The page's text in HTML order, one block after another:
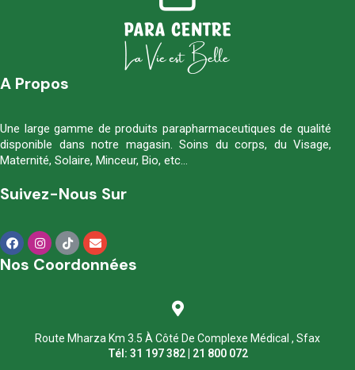
A Propos
Une large gamme de produits parapharmaceutiques de qualité
disponible dans notre magasin. Soins du corps, du Visage,
Maternité, Solaire, Minceur, Bio, etc…
Suivez-Nous Sur
Nos Coordonnées
Route Mharza Km 3.5 À Côté De Complexe Médical , Sfax
Tél: 31 197 382 | 21 800 072